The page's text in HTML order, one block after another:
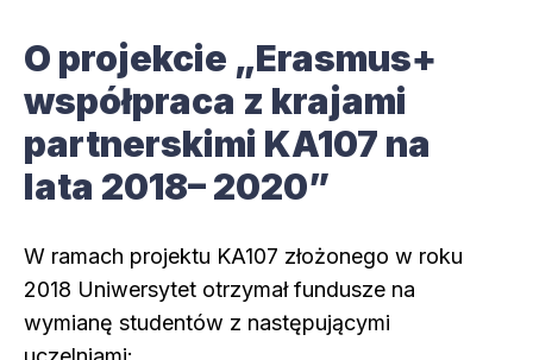
O projekcie „Erasmus+
współpraca z krajami
partnerskimi KA107 na
lata 2018– 2020”
W ramach projektu KA107 złożonego w roku
2018 Uniwersytet otrzymał fundusze na
wymianę studentów z następującymi